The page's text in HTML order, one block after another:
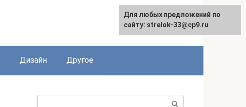
Дизайн Другое
Для любых предложений по
сайту: strelok-33@cp9.ru
Для любых предложений по
сайту: strelok-33@cp9.ru